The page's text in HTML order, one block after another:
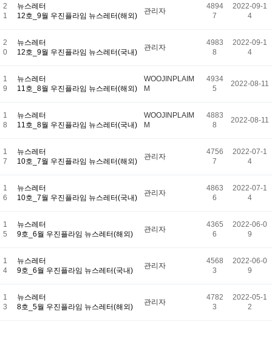
2
1
뉴스레터
12호_9월 우진플라임 뉴스레터(해외)
관리자
4894
7
2022-09-1
4
2
0
뉴스레터
12호_9월 우진플라임 뉴스레터(국내)
관리자
4983
8
2022-09-1
4
1
9
뉴스레터
11호_8월 우진플라임 뉴스레터(해외)
WOOJINPLAIM
M
4934
5
2022-08-11
1
8
뉴스레터
11호_8월 우진플라임 뉴스레터(국내)
WOOJINPLAIM
M
4883
8
2022-08-11
1
7
뉴스레터
10호_7월 우진플라임 뉴스레터(해외)
관리자
4756
7
2022-07-1
4
1
6
뉴스레터
10호_7월 우진플라임 뉴스레터(국내)
관리자
4863
6
2022-07-1
4
1
5
뉴스레터
9호_6월 우진플라임 뉴스레터(해외)
관리자
4365
6
2022-06-0
9
1
4
뉴스레터
9호_6월 우진플라임 뉴스레터(국내)
관리자
4568
3
2022-06-0
9
1
3
뉴스레터
8호_5월 우진플라임 뉴스레터(해외)
관리자
4782
3
2022-05-1
2